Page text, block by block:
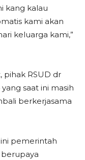
kang kalau
kami akan
keluarga kami,”
pihak RSUD dr
saat ini masih
berkerjasama
ini pemerintah